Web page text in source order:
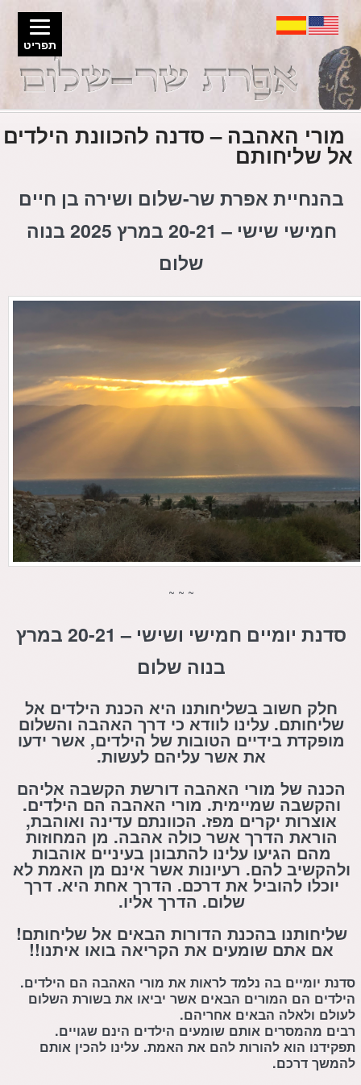
מורי האהבה – סדנה להכוונת הילדים
אל שליחותם
בהנחיית אפרת שר-שלום ושירה בן חיים
חמישי שישי – 20-21 במרץ 2025 בנוה
שלום
~ ~ ~
סדנת יומיים חמישי ושישי – 20-21 במרץ
בנוה שלום
חלק חשוב בשליחותנו היא הכנת הילדים אל
שליחותם. עלינו לוודא כי דרך האהבה והשלום
מופקדת בידיים הטובות של הילדים, אשר ידעו
את אשר עליהם לעשות.
הכנה של מורי האהבה דורשת הקשבה אליהם
והקשבה שמיימית. מורי האהבה הם הילדים.
אוצרות יקרים מפז. הכוונתם עדינה ואוהבת,
הוראת הדרך אשר כולה אהבה. מן המחוזות
מהם הגיעו עלינו להתבונן בעיניים אוהבות
ולהקשיב להם. רעיונות אשר אינם מן האמת לא
יוכלו להוביל את דרכם. הדרך אחת היא. דרך
שלום. הדרך אליו.
שליחותנו בהכנת הדורות הבאים אל שליחותם!
אם אתם שומעים את הקריאה בואו איתנו!!
סדנת יומיים בה נלמד לראות את מורי האהבה הם הילדים.
הילדים הם המורים הבאים אשר יביאו את בשורת השלום
לעולם ולאלה הבאים אחריהם.
רבים מהמסרים אותם שומעים הילדים הינם שגויים.
תפקידנו הוא להורות להם את האמת. עלינו להכין אותם
להמשך דרכם.
תפריט